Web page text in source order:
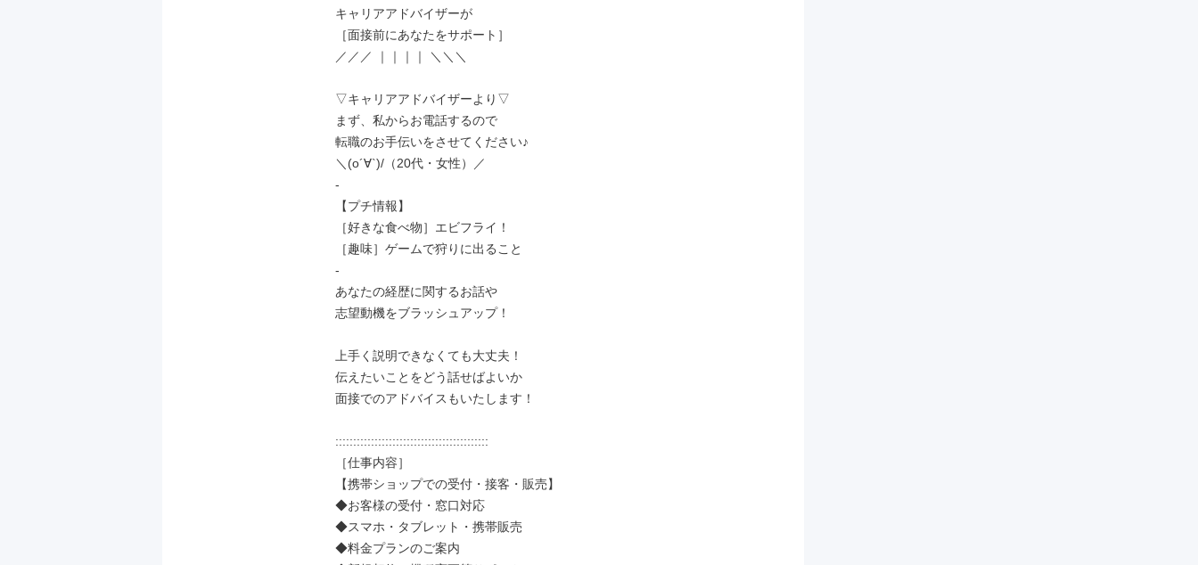
キャリアアドバイザーが
［面接前にあなたをサポート］
／／／ ｜｜｜｜ ＼＼＼
▽キャリアアドバイザーより▽
まず、私からお電話するので
転職のお手伝いをさせてください♪
＼(o´∀`)/（20代・女性）／
-
【プチ情報】
［好きな食べ物］エビフライ！
［趣味］ゲームで狩りに出ること
-
あなたの経歴に関するお話や
志望動機をブラッシュアップ！
上手く説明できなくても大丈夫！
伝えたいことをどう話せばよいか
面接でのアドバイスもいたします！
:::::::::::::::::::::::::::::::::::::::::::
［仕事内容］
【携帯ショップでの受付・接客・販売】
◆お客様の受付・窓口対応
◆スマホ・タブレット・携帯販売
◆料金プランのご案内